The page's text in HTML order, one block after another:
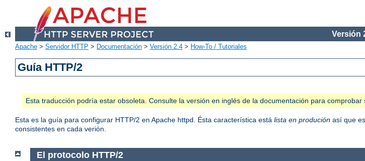
Versión
Apache > Servidor HTTP > Documentación > Versión 2.4 > How-To / Tutoriales
Guía HTTP/2
Esta traducción podría estar obsoleta. Consulte la versión en inglés de la documentación para
Esta es la guía para configurar HTTP/2 en Apache httpd. Ésta característica está lista en produción así que
consistentes en cada verión.
El protocolo HTTP/2